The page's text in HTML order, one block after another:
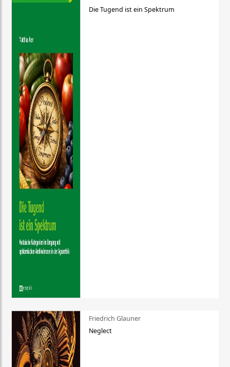
Die Tugend ist ein Spektrum
Friedrich Glauner
Neglect